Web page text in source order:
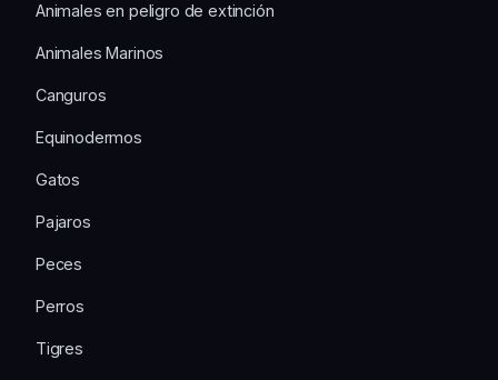
Animales en peligro de extinción
Animales Marinos
Canguros
Equinodermos
Gatos
Pajaros
Peces
Perros
Tigres